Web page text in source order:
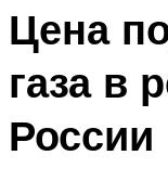
Цена
газа в
России